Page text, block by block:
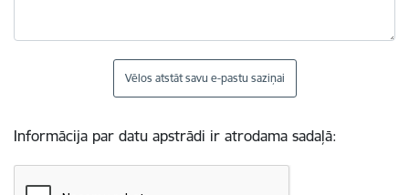
Vēlos atstāt savu e-pastu saziņai
Informācija par datu apstrādi ir atrodama sadaļā: